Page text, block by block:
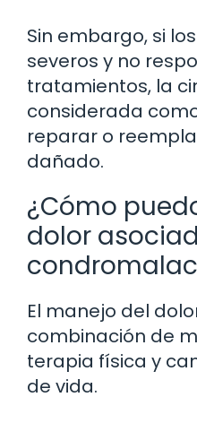
Sin embargo, si
severos y no
tratamientos, la
considerada
reparar o
dañado.
¿Cómo
dolor
El manejo del
combinación de
terapia física y
de vida.